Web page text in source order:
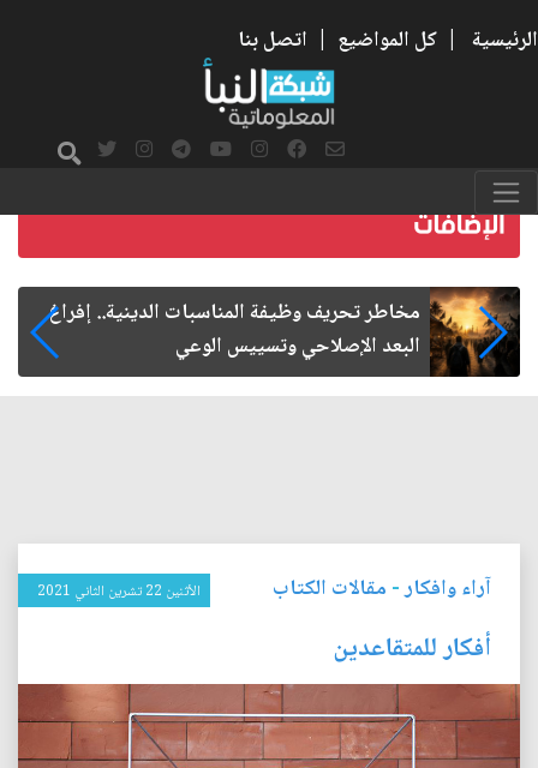
الرئيسية | كل المواضيع | اتصل بنا
زيارة الأربعين.. من الفاعلية المجتمعية إلى المواطنة
الفاعلة
آراء وافكار- مقالات الكتاب الأثنين 22 تشرين الثاني 2021
أفكار للمتقاعدين